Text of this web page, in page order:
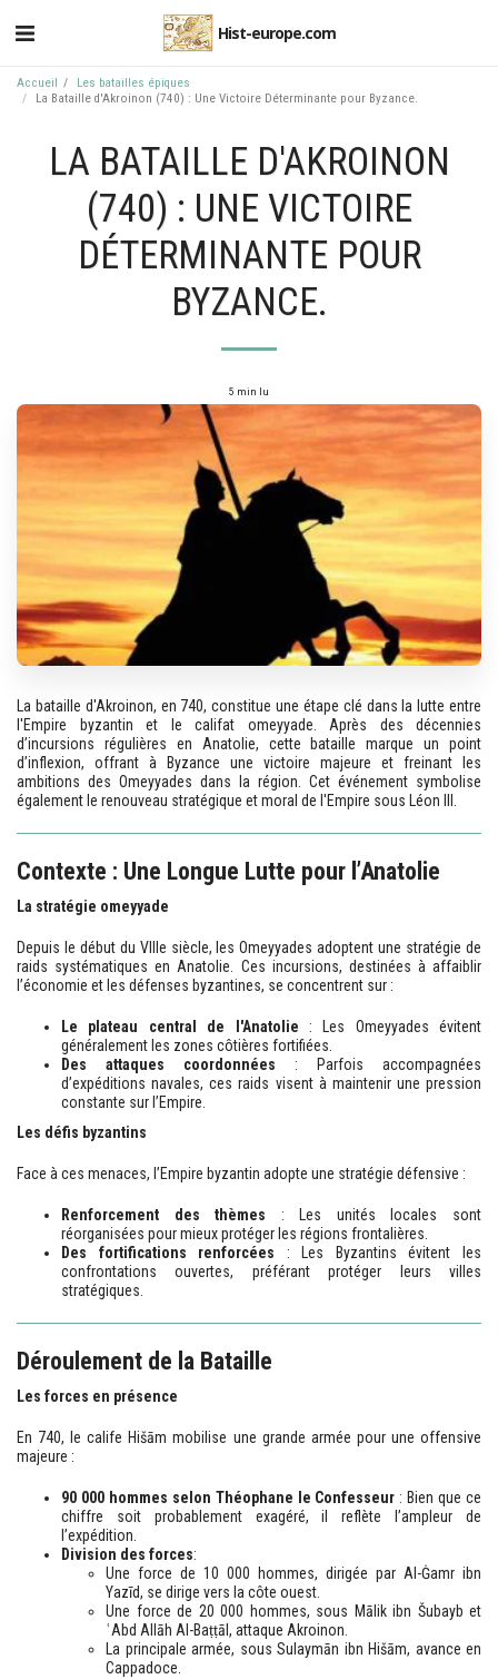
Hist-europe.com
Accueil
Les batailles épiques
La Bataille d'Akroinon (740) : Une Victoire Déterminante pour Byzance.
LA BATAILLE D'AKROINON
(740) : UNE VICTOIRE
DÉTERMINANTE POUR
BYZANCE.
5 min lu
La bataille d'Akroinon, en 740, constitue une étape clé dans la lutte entre
l'Empire byzantin et le califat omeyyade. Après des décennies
d’incursions régulières en Anatolie, cette bataille marque un point
d’inflexion, offrant à Byzance une victoire majeure et freinant les
ambitions des Omeyyades dans la région. Cet événement symbolise
également le renouveau stratégique et moral de l'Empire sous Léon III.
Contexte : Une Longue Lutte pour l’Anatolie
La stratégie omeyyade
Depuis le début du VIIIe siècle, les Omeyyades adoptent une stratégie de
raids systématiques en Anatolie. Ces incursions, destinées à affaiblir
l’économie et les défenses byzantines, se concentrent sur :
Le plateau central de l'Anatolie : Les Omeyyades évitent
généralement les zones côtières fortifiées.
Des attaques coordonnées : Parfois accompagnées
d’expéditions navales, ces raids visent à maintenir une pression
constante sur l’Empire.
Les défis byzantins
Face à ces menaces, l’Empire byzantin adopte une stratégie défensive :
Renforcement des thèmes : Les unités locales sont
réorganisées pour mieux protéger les régions frontalières.
Des fortifications renforcées : Les Byzantins évitent les
confrontations ouvertes, préférant protéger leurs villes
stratégiques.
Déroulement de la Bataille
Les forces en présence
En 740, le calife Hišām mobilise une grande armée pour une offensive
majeure :
90 000 hommes selon Théophane le Confesseur : Bien que ce
chiffre soit probablement exagéré, il reflète l’ampleur de
l’expédition.
Division des forces:
Une force de 10 000 hommes, dirigée par Al-Ġamr ibn
Yazīd, se dirige vers la côte ouest.
Une force de 20 000 hommes, sous Mālik ibn Šubayb et
ʿAbd Allāh Al-Baṭṭāl, attaque Akroinon.
La principale armée, sous Sulaymān ibn Hišām, avance en
Cappadoce.